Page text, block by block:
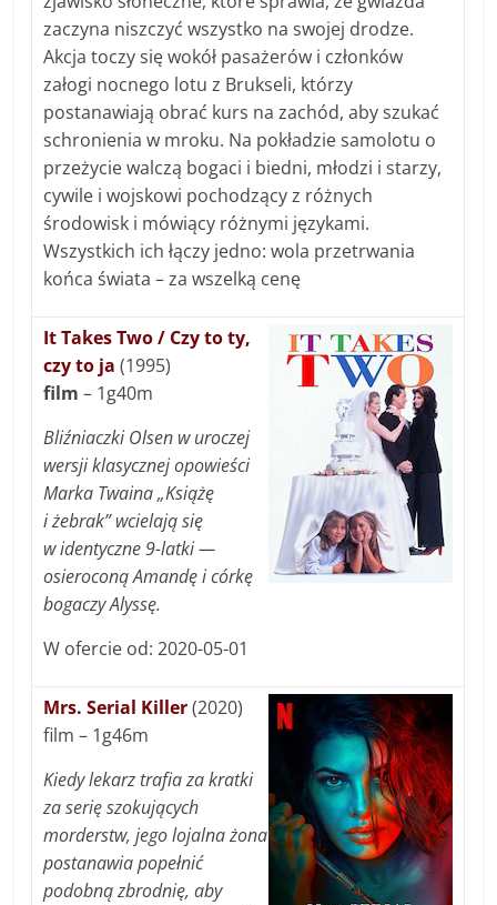
zaczyna niszczyć wszystko na swojej drodze.
Akcja toczy się wokół pasażerów i członków
załogi nocnego lotu z Brukseli, którzy
postanawiają obrać kurs na zachód, aby szukać
schronienia w mroku. Na pokładzie samolotu o
przeżycie walczą bogaci i biedni, młodzi i starzy,
cywile i wojskowi pochodzący z różnych
środowisk i mówiący różnymi językami.
Wszystkich ich łączy jedno: wola przetrwania
końca świata – za wszelką cenę
It Takes Two / Czy to ty,
czy to ja (1995)
film – 1g40m
Bliźniaczki Olsen w uroczej
wersji klasycznej opowieści
Marka Twaina „Książę
i żebrak” wcielają się
w identyczne 9-latki —
osieroconą Amandę i córkę
bogaczy Alyssę.
W ofercie od: 2020-05-01
Mrs. Serial Killer(2020)
film – 1g46m
Kiedy lekarz trafia za kratki
za serię szokujących
morderstw, jego lojalna żona
postanawia popełnić
podobną zbrodnię, aby